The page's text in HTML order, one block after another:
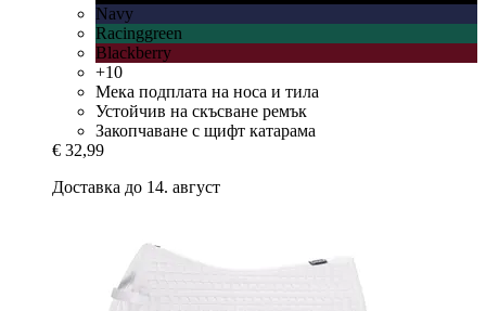
Navy
Racinggreen
Blackberry
+10
Мека подплата на носа и тила
Устойчив на скъсване ремък
Закопчаване с щифт катарама
€ 32,99
Доставка до 14. август